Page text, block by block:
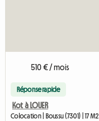
510 € / mois
Réponse rapide
Kot à LOUER
Colocation | Boussu (7301) | 17 M2